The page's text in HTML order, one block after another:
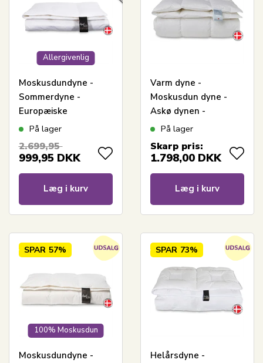
Allergivenlig
Moskusdundyne -
Sommerdyne -
Europæiske
moskusdun - 140x220
produceret - Royal By
På lager
2.699,95
999,95 DKK
Læg i kurv
Varm dyne -
Moskusdun dyne -
Askø dynen -
Vinterdyne - 140x220
Denmark
På lager
Skarp pris:
1.798,00 DKK
Læg i kurv
100% Moskusdun
SPAR 57%
Moskusdundyne -
SPAR 73%
Helårsdyne -